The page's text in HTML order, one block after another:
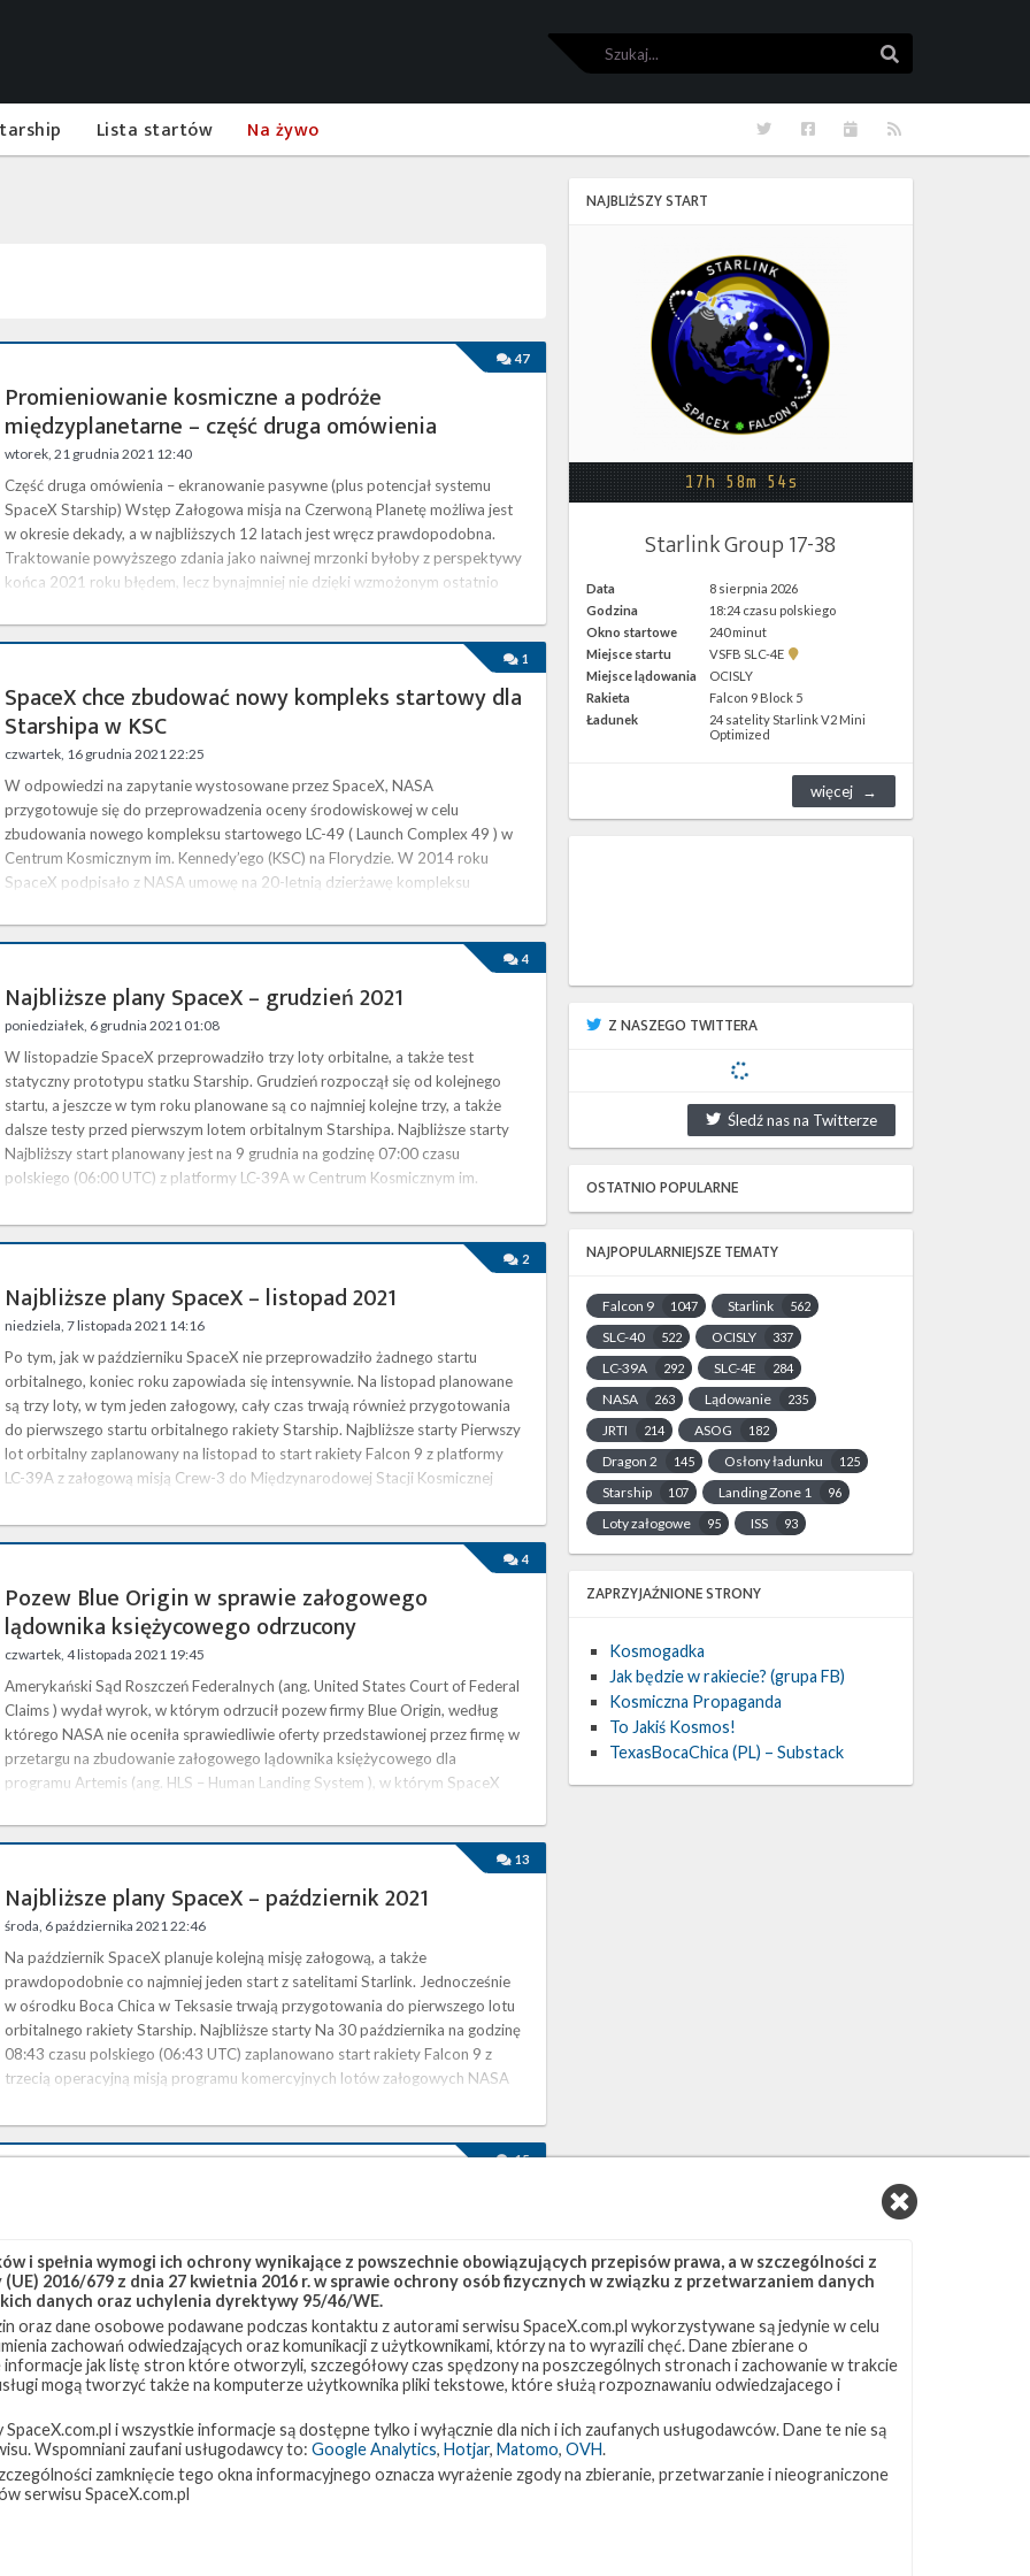
Szukaj
Lista startów Na żywo RSS
Kalendarze
Facebook
Twitter
47
Promieniowanie kosmiczne a podróże
międzyplanetarne – część druga omówienia
wtorek, 21 grudnia 2021 12:40
Część druga omówienia – ekranowanie pasywne (plus potencjał systemu
SpaceX Starship) ​ Wstęp Załogowa misja na Czerwoną Planetę możliwa jest
w okresie dekady, a w najbliższych 12 latach jest wręcz prawdopodobna.
Traktowanie powyższego zdania jako naiwnej mrzonki byłoby z perspektywy
końca 2021 roku błędem, lecz bynajmniej nie dzięki wzmożonym ostatnio
Narodowa Agencja Kosmiczna we współpracy z Roskosmosem 1 …
1
SpaceX chce zbudować nowy kompleks startowy dla
Starshipa w KSC
czwartek, 16 grudnia 2021 22:25
W odpowiedzi na zapytanie wystosowane przez SpaceX, NASA
przygotowuje się do przeprowadzenia oceny środowiskowej w celu
zbudowania nowego kompleksu startowego LC-49 ( Launch Complex 49 ) w
Centrum Kosmicznym im. Kennedy’ego (KSC) na Florydzie. W 2014 roku
SpaceX podpisało z NASA umowę na 20-letnią dzierżawę kompleksu
stamtąd starty rakiet Falcon 9 oraz Falcon Heavy, w tym także loty
4
Najbliższe plany SpaceX – grudzień 2021
poniedziałek, 6 grudnia 2021 01:08
W listopadzie SpaceX przeprowadziło trzy loty orbitalne, a także test
statyczny prototypu statku Starship. Grudzień rozpoczął się od kolejnego
startu, a jeszcze w tym roku planowane są co najmniej kolejne trzy, a także
dalsze testy przed pierwszym lotem orbitalnym Starshipa. Najbliższe starty
Najbliższy start planowany jest na 9 grudnia na godzinę 07:00 czasu
polskiego (06:00 UTC) z platformy LC-39A w Centrum Kosmicznym im.
2
Najbliższe plany SpaceX – listopad 2021
niedziela, 7 listopada 2021 14:16
Po tym, jak w październiku SpaceX nie przeprowadziło żadnego startu
orbitalnego, koniec roku zapowiada się intensywnie. Na listopad planowane
są trzy loty, w tym jeden załogowy, cały czas trwają również przygotowania
do pierwszego startu orbitalnego rakiety Starship. Najbliższe starty Pierwszy
lot orbitalny zaplanowany na listopad to start rakiety Falcon 9 z platformy
LC-39A z załogową misją Crew-3 do Międzynarodowej Stacji Kosmicznej
4
Pozew Blue Origin w sprawie załogowego
lądownika księżycowego odrzucony
czwartek, 4 listopada 2021 19:45
Amerykański Sąd Roszczeń Federalnych (ang. United States Court of Federal
Claims ) wydał wyrok, w którym odrzucił pozew firmy Blue Origin, według
którego NASA nie oceniła sprawiedliwie oferty przedstawionej przez firmę w
przetargu na zbudowanie załogowego lądownika księżycowego dla
programu Artemis (ang. HLS – Human Landing System ), w którym SpaceX
listopada sędzia Richard A. Hertling zaakceptował wniosek rządu …
13
Najbliższe plany SpaceX – październik 2021
środa, 6 października 2021 22:46
Na październik SpaceX planuje kolejną misję załogową, a także
prawdopodobnie co najmniej jeden start z satelitami Starlink. Jednocześnie
w ośrodku Boca Chica w Teksasie trwają przygotowania do pierwszego lotu
orbitalnego rakiety Starship. Najbliższe starty Na 30 października na godzinę
08:43 czasu polskiego (06:43 UTC) zaplanowano start rakiety Falcon 9 z
trzecią operacyjną misją programu komercyjnych lotów załogowych NASA
15
czwartek, 23 września 2021 23:12
17 września Federalna Administracja Lotnictwa (FAA) opublikowała wersję
roboczą oceny środowiskowej (ang. EA – Environmental Assessment )
odnoszącej się do planowanego przez SpaceX programu startów rakiety
Starship z Teksasu. Starship to rozwijana przez SpaceX nowa rakieta w pełni
wielokrotnego użytku, która ma docelowo pozwolić na znaczące obniżenie
Marsa. W ośrodku SpaceX w Boca Chica w Teksasie prototypy rakiety …
7
Najbliższe plany SpaceX – wrzesień 2021
NAJBLIŻSZY START
17h 58m 53s
Starlink Group 17-38
Data
8 sierpnia 2026
Godzina
18:24 czasu polskiego
Okno startowe
240 minut
Miejsce startu
VSFB SLC-4E
Pokaż
SLC-
4E w
Google
Miejsce lądowania
OCISLY
Rakieta
Falcon 9 Block 5
Ładunek
24 satelity Starlink V2 Mini
Optimized
więcej
Z NASZEGO TWITTERA
Śledź nas na Twitterze
OSTATNIO POPULARNE
NAJPOPULARNIEJSZE TEMATY
Falcon 9 1047 Starlink 562
SLC-40 522 OCISLY 337
LC-39A 292 SLC-4E 284
NASA 263 Lądowanie 235
JRTI 214 ASOG 182
Dragon 2 145 Osłony ładunku 125
Starship 107 Landing Zone 1 96
Loty załogowe 95 ISS 93
ZAPRZYJAŹNIONE STRONY
Kosmogadka
Jak będzie w rakiecie? (grupa FB)
Kosmiczna Propaganda
To Jakiś Kosmos!
TexasBocaChica (PL) – Substack
i spełnia wymogi ich ochrony wynikające z powszechnie obowiązujących przepisów prawa, a w szczególności z
2016/679 z dnia 27 kwietnia 2016 r. w sprawie ochrony osób fizycznych w związku z przetwarzaniem danych
danych oraz uchylenia dyrektywy 95/46/WE.
oraz dane osobowe podawane podczas kontaktu z autorami serwisu SpaceX.com.pl wykorzystywane są jedynie w celu
zachowań odwiedzających oraz komunikacji z użytkownikami, którzy na to wyrazili chęć. Dane zbierane o
jak listę stron które otworzyli, szczegółowy czas spędzony na poszczególnych stronach i zachowanie w trakcie
mogą tworzyć także na komputerze użytkownika pliki tekstowe, które służą rozpoznawaniu odwiedzajacego i
i wszystkie informacje są dostępne tylko i wyłącznie dla nich i ich zaufanych usługodawców. Dane te nie są
Wspomniani zaufani usługodawcy to: Google Analytics, Hotjar, Matomo, OVH.
zamknięcie tego okna informacyjnego oznacza wyrażenie zgody na zbieranie, przetwarzanie i nieograniczone
serwisu SpaceX.com.pl